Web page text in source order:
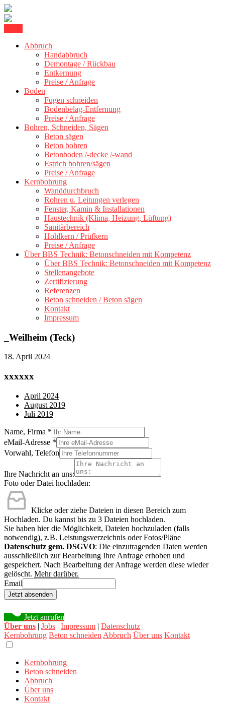
content
Betonschneiden Stuttgart
+ 300 kmAbbruch
Handabbruch
Demontage / Rückbau
Entkernung
Preise / Anfrage
Boden
Fugen schneiden
Bodenbelag-Entfernung
Preise / Anfrage
Bohren, Schneiden, Sägen
Beton sägen
Beton bohren
Betonboden /-decke /-wand
Estrich bohren/sägen
Preise / Anfrage
Kernbohrung
Wanddurchbruch
Rohren u. Leitungen verlegen
Fenster, Kamin & Installationen
Haustechnik (Klima, Heizung, Lüftung)
Sanitärbereich
Hohlkern / Prüfkern
Preise / Anfrage
Über BBS Technik: Betonschneiden mit Kompetenz
Über BBS Technik: Betonschneiden mit Kompetenz
Stellenangebote
Zertifizierung
Referenzen
Beton schneiden / Beton sägen
Kontakt
Impressum
_Weilheim (Teck)
18. April 2024
xxxxxx
April 2024
August 2019
Juli 2019
Name, Firma *
eMail-Adresse *
Vorwahl, Telefon
Ihre Nachricht an uns:
Foto oder Datei hochladen:
Klicke oder ziehe Dateien in diesen Bereich zum
Hochladen. Du kannst bis zu 3 Dateien hochladen.
Sie haben hier die Möglichkeit, Dateien hochzuladen (falls
notwendig), z.B. Leistungsverzeichnis oder Fotos/Pläne
Datenschutz gem. DSGVO: Die einzutragenden Daten werden
ausschließlich zur Bearbeitung Ihre Anfrage erhoben und
gespeichert. Nach Bearbeitung der Anfrage werden diese wieder
gelöscht. Mehr darüber.
Email
Jetzt absenden
Jetzt anrufen
Über uns | Jobs | Impressum | Datenschutz
Kernbohrung Beton schneiden Abbruch Über uns Kontakt
Kernbohrung
Beton schneiden
Abbruch
Über uns
Kontakt